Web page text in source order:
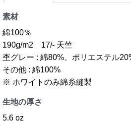
素材
綿100％
190g/m2 17/- 天竺
杢グレー : 綿80%、ポリエステル
その他 : 綿100%
※ ホワイトのみ綿糸縫製
生地の厚さ
5.6 oz